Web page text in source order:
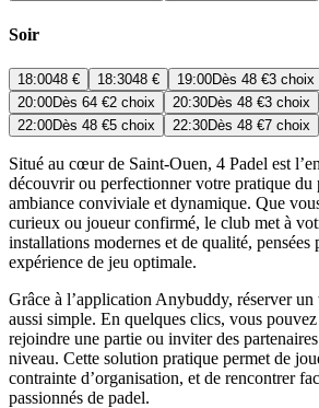
Soir
18:0048 € 18:3048 € 19:00Dès 48 €3 choix
20:00Dès 64 €2 choix 20:30Dès 48 €3 choix
22:00Dès 48 €5 choix 22:30Dès 48 €7 choix
Situé au cœur de Saint-Ouen, 4 Padel est
découvrir ou perfectionner votre pratique du
ambiance conviviale et dynamique. Que
curieux ou joueur confirmé, le club met à
installations modernes et de qualité,
expérience de jeu optimale.
Grâce à l’application Anybuddy, réserver un
aussi simple. En quelques clics, vous
rejoindre une partie ou inviter des
niveau. Cette solution pratique permet de
contrainte d’organisation, et de rencontrer
passionnés de padel.